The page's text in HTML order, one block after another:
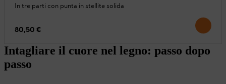
In tre parti con punta in stellite solida
80,50 €
Intagliare il cuore nel legno: passo dopo
passo